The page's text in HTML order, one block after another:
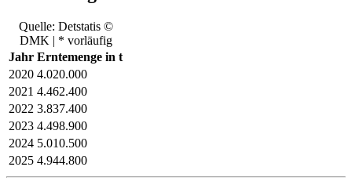
Quelle: Detstatis ©
DMK | * vorläufig
Jahr Erntemenge in t
2020 4.020.000
2021 4.462.400
2022 3.837.400
2023 4.498.900
2024 5.010.500
2025 4.944.800